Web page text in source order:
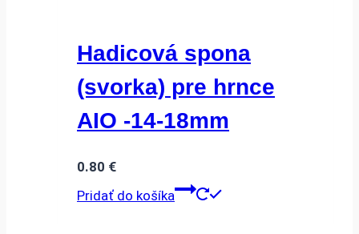
Hadicová spona
(svorka) pre hrnce
AIO -14-18mm
0.80 €
Pridať do košíka